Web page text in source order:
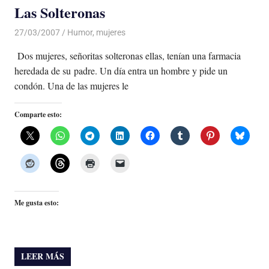
Las Solteronas
27/03/2007 De todo un Poco
Humor, mujeres
Dos mujeres, señoritas solteronas ellas, tenían una farmacia
heredada de su padre. Un día entra un hombre y pide un
condón. Una de las mujeres le
Comparte esto:
Me gusta esto:
LEER MÁS